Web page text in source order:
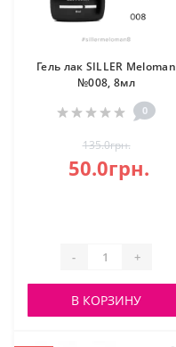
Гель лак SILLER Meloman
№008, 8мл
0
135.0грн.
50.0грн.
- +
В КОРЗИНУ